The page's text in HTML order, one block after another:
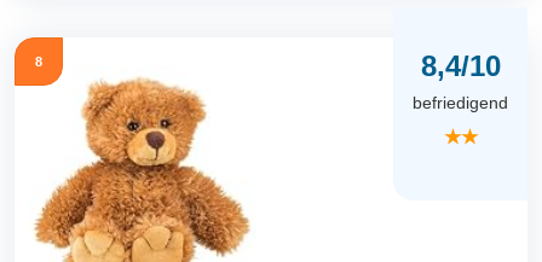
8 8,4/10
befriedigend
★★